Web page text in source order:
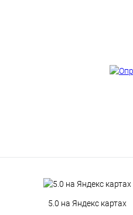
5.0 на Яндекс картах